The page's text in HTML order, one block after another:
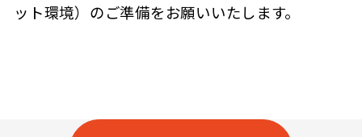
ット環境）のご準備をお願いいたします。